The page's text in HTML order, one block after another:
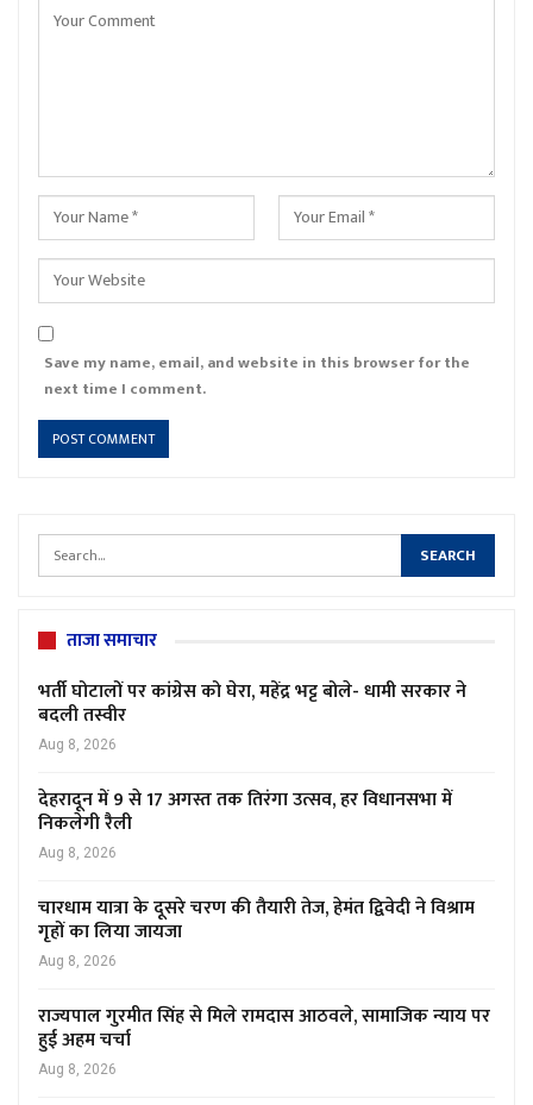
Save my name, email, and website in this browser for the
next time I comment.
ताजा समाचार
भर्ती घोटालों पर कांग्रेस को घेरा, महेंद्र भट्ट बोले- धामी सरकार ने
बदली तस्वीर
Aug 8, 2026
देहरादून में 9 से 17 अगस्त तक तिरंगा उत्सव, हर विधानसभा में
निकलेगी रैली
Aug 8, 2026
चारधाम यात्रा के दूसरे चरण की तैयारी तेज, हेमंत द्विवेदी ने विश्राम
गृहों का लिया जायजा
Aug 8, 2026
राज्यपाल गुरमीत सिंह से मिले रामदास आठवले, सामाजिक न्याय पर
हुई अहम चर्चा
Aug 8, 2026